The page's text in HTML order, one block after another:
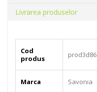
Livrarea produselor
Cod
produs
prod3d86
Marca Savonia